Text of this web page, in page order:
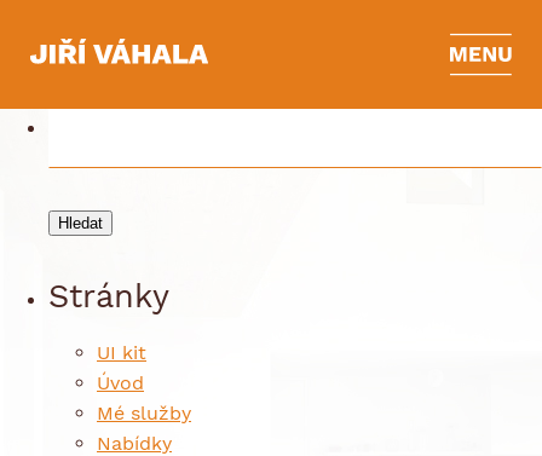
Archives
Vyhledávání
Stránky
UI kit
Úvod
Mé služby
Nabídky